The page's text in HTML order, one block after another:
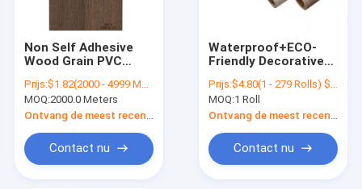
Non Self Adhesive
Wood Grain PVC
Film For Cabinet
Furniture
Prijs:$1.82(2000 - 4999 Meters) $1.76(>=5000 Meters)
MOQ:2000.0 Meters
Contact nu
Waterproof+ECO-
Friendly Decorative
Pressing Vacuum
Pressing High Gloss
PVC PVC Films
Modern Embossed
Film For Furniture
Decoration
Prijs:$4.80(1 - 279 Rolls) $4.60(280 - 839 Rolls) $4.30(840 - 15679 Rolls) $3.90(>=15680 Rolls)
MOQ:1 Roll
Contact nu